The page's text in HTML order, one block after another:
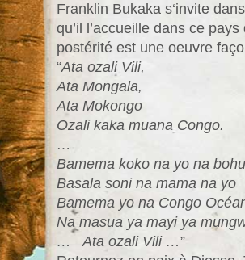
Franklin Bukaka s‘invite
qu’il l’accueille dans ce
postérité est une oeuvre
“Ata ozali Vili,
Ata Mongala,
Ata Mokongo
Ozali kaka muana Congo.
…
Bamema koko na yo na
Basala soni na mama na yo
Bamema yo na Congo
Na masua ya mayi ya
… Ata ozali Vili …”